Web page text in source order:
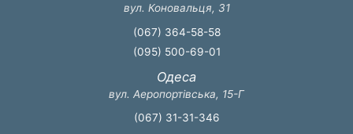
вул. Коновальця, 31
(067) 364-58-58
(095) 500-69-01
Одеса
вул. Аеропортівська, 15-Г
(067) 31-31-346